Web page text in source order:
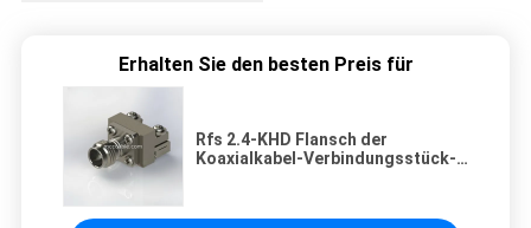
Erhalten Sie den besten Preis für
Rfs 2.4-KHD Flansch der
Koaxialkabel-Verbindungsstück-